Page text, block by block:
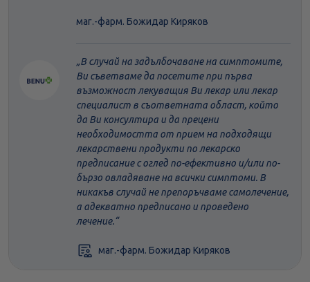
маг.-фарм. Божидар Киряков
В случай на задълбочаване на симптомите,
Ви съветваме да посетите при първа
възможност лекуващия Ви лекар или лекар
специалист в съответната област, който
да Ви консултира и да прецени
необходимостта от прием на подходящи
лекарствени продукти по лекарско
предписание с оглед по-ефективно и/или по-
бързо овладяване на всички симптоми. В
никакъв случай не препоръчваме самолечение,
а адекватно предписано и проведено
лечение.
маг.-фарм. Божидар Киряков